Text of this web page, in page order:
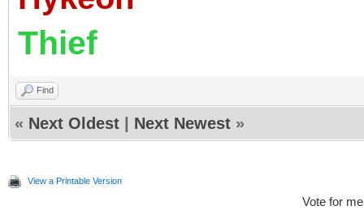
Thief
Find
« Next Oldest Next Newest »
View a Printable Version
Vote for